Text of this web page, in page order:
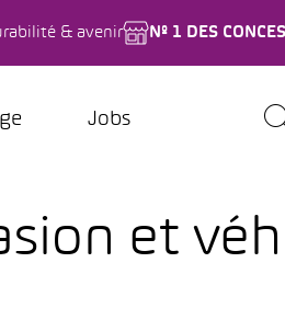
& avenir Nº 1 DES
Jobs
et